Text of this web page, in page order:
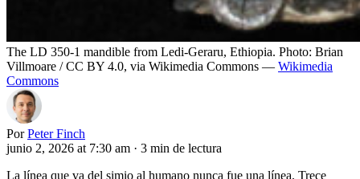
The LD 350-1 mandible from Ledi-Geraru, Ethiopia. Photo: Brian
Villmoare / CC BY 4.0, via Wikimedia Commons — Wikimedia
Commons
Por Peter Finch
junio 2, 2026 at 7:30 am · 3 min de lectura
La línea que va del simio al humano nunca fue una línea. Trece